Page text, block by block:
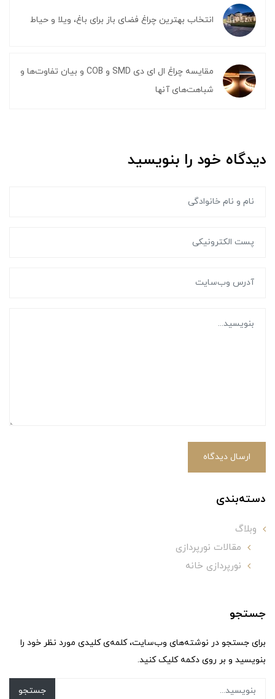
انتخاب بهترین چراغ فضای باز برای باغ، ویلا و حیاط
مقایسه چراغ ال ای دی SMD و COB و بیان تفاوت‌ها و
شباهت‌های آنها
دیدگاه خود را بنویسید
ارسال دیدگاه
دسته‌بندی
وبلاگ
مقالات نورپردازی
نورپردازی خانه
جستجو
برای جستجو در نوشته‌های وب‌سایت، کلمه‌ی کلیدی مورد نظر خود را
بنویسید و بر روی دکمه کلیک کنید.
جستجو